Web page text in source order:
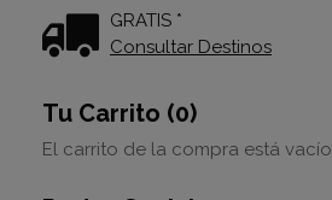
GRATIS *
Consultar Destinos
Tu Carrito (0)
El carrito de la compra está vacío